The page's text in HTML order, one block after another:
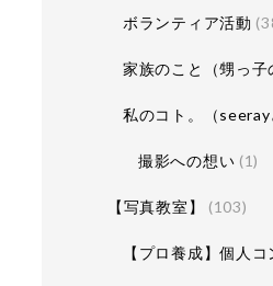
ボランティア活動
家族のこと（甥っ子
私のコト。（seeray
撮影への想い (1)
【写真教室】 (103)
【プロ養成】個人